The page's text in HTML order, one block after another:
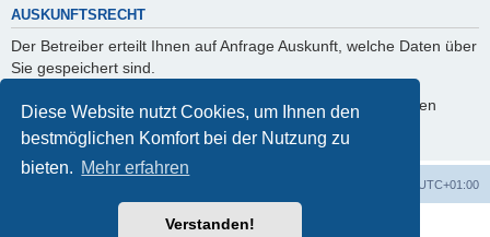
Diese Website nutzt Cookies, um Ihnen den
bestmöglichen Komfort bei der Nutzung zu
bieten. Mehr erfahren
Verstanden!
AUSKUNFTSRECHT
Der Betreiber erteilt Ihnen auf Anfrage Auskunft, welche Daten über
Sie gespeichert sind.
Sie können jederzeit die Löschung bzw. Sperrung Ihrer Daten
verlangen. Kontaktieren Sie hierzu bitte den Betreiber.
UTC+01:00
Powered byphpBB® Forum Software © phpBB Limited